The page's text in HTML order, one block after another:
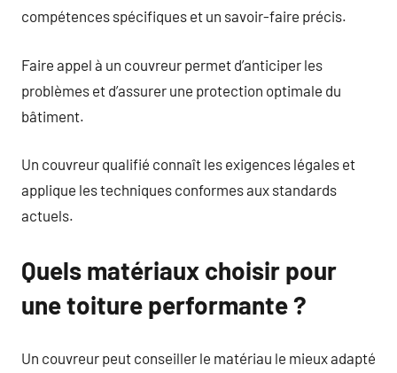
compétences spécifiques et un savoir-faire précis.
Faire appel à un couvreur permet d’anticiper les
problèmes et d’assurer une protection optimale du
bâtiment.
Un couvreur qualifié connaît les exigences légales et
applique les techniques conformes aux standards
actuels.
Quels matériaux choisir pour
une toiture performante ?
Un couvreur peut conseiller le matériau le mieux adapté